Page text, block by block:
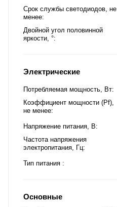
Срок службы светодиодов, не
менее
Двойной угол половинной
яркости, °
Электрические
Потребляемая мощность, Вт
Коэффициент мощности (Pf),
не менее
Напряжение питания, В
Частота напряжения
электропитания, Гц
Тип питания
Основные